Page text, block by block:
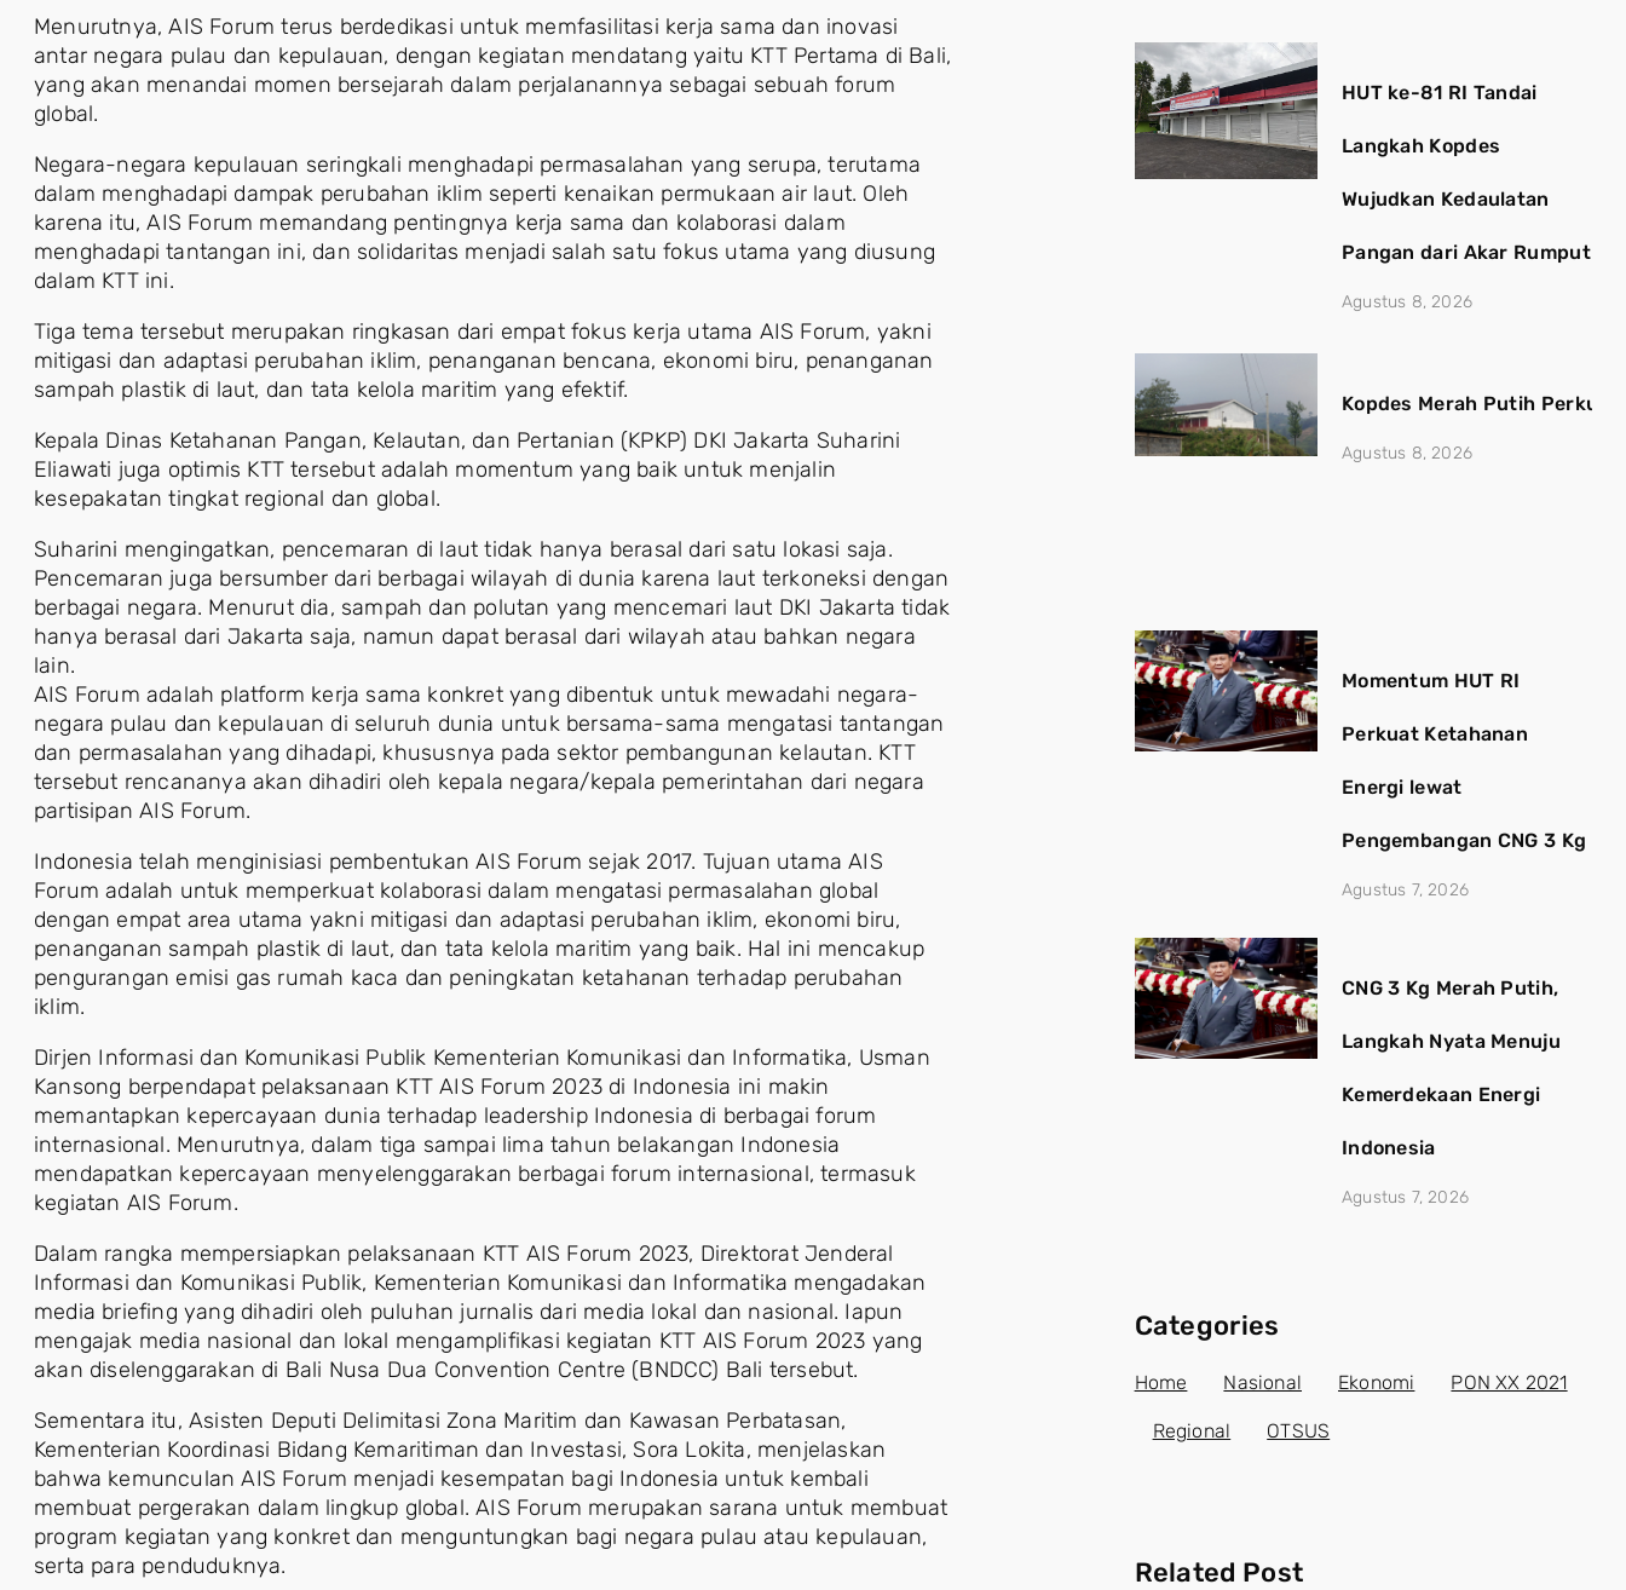
Menurutnya, AIS Forum terus berdedikasi untuk memfasilitasi kerja sama dan inovasi
antar negara pulau dan kepulauan, dengan kegiatan mendatang yaitu KTT Pertama di Bali,
yang akan menandai momen bersejarah dalam perjalanannya sebagai sebuah forum
global.
Negara-negara kepulauan seringkali menghadapi permasalahan yang serupa, terutama
dalam menghadapi dampak perubahan iklim seperti kenaikan permukaan air laut. Oleh
karena itu, AIS Forum memandang pentingnya kerja sama dan kolaborasi dalam
menghadapi tantangan ini, dan solidaritas menjadi salah satu fokus utama yang diusung
dalam KTT ini.
Tiga tema tersebut merupakan ringkasan dari empat fokus kerja utama AIS Forum, yakni
mitigasi dan adaptasi perubahan iklim, penanganan bencana, ekonomi biru, penanganan
sampah plastik di laut, dan tata kelola maritim yang efektif.
Kepala Dinas Ketahanan Pangan, Kelautan, dan Pertanian (KPKP) DKI Jakarta Suharini
Eliawati juga optimis KTT tersebut adalah momentum yang baik untuk menjalin
kesepakatan tingkat regional dan global.
Suharini mengingatkan, pencemaran di laut tidak hanya berasal dari satu lokasi saja.
Pencemaran juga bersumber dari berbagai wilayah di dunia karena laut terkoneksi dengan
berbagai negara. Menurut dia, sampah dan polutan yang mencemari laut DKI Jakarta tidak
hanya berasal dari Jakarta saja, namun dapat berasal dari wilayah atau bahkan negara
lain.
AIS Forum adalah platform kerja sama konkret yang dibentuk untuk mewadahi negara-
negara pulau dan kepulauan di seluruh dunia untuk bersama-sama mengatasi tantangan
dan permasalahan yang dihadapi, khususnya pada sektor pembangunan kelautan. KTT
tersebut rencananya akan dihadiri oleh kepala negara/kepala pemerintahan dari negara
partisipan AIS Forum.
Indonesia telah menginisiasi pembentukan AIS Forum sejak 2017. Tujuan utama AIS
Forum adalah untuk memperkuat kolaborasi dalam mengatasi permasalahan global
dengan empat area utama yakni mitigasi dan adaptasi perubahan iklim, ekonomi biru,
penanganan sampah plastik di laut, dan tata kelola maritim yang baik. Hal ini mencakup
pengurangan emisi gas rumah kaca dan peningkatan ketahanan terhadap perubahan
iklim.
Dirjen Informasi dan Komunikasi Publik Kementerian Komunikasi dan Informatika, Usman
Kansong berpendapat pelaksanaan KTT AIS Forum 2023 di Indonesia ini makin
memantapkan kepercayaan dunia terhadap leadership Indonesia di berbagai forum
internasional. Menurutnya, dalam tiga sampai lima tahun belakangan Indonesia
mendapatkan kepercayaan menyelenggarakan berbagai forum internasional, termasuk
kegiatan AIS Forum.
Dalam rangka mempersiapkan pelaksanaan KTT AIS Forum 2023, Direktorat Jenderal
Informasi dan Komunikasi Publik, Kementerian Komunikasi dan Informatika mengadakan
media briefing yang dihadiri oleh puluhan jurnalis dari media lokal dan nasional. Iapun
mengajak media nasional dan lokal mengamplifikasi kegiatan KTT AIS Forum 2023 yang
akan diselenggarakan di Bali Nusa Dua Convention Centre (BNDCC) Bali tersebut.
Sementara itu, Asisten Deputi Delimitasi Zona Maritim dan Kawasan Perbatasan,
Kementerian Koordinasi Bidang Kemaritiman dan Investasi, Sora Lokita, menjelaskan
bahwa kemunculan AIS Forum menjadi kesempatan bagi Indonesia untuk kembali
membuat pergerakan dalam lingkup global. AIS Forum merupakan sarana untuk membuat
program kegiatan yang konkret dan menguntungkan bagi negara pulau atau kepulauan,
serta para penduduknya.
HUT ke-81 RI Tandai
Langkah Kopdes
Wujudkan Kedaulatan
Pangan dari Akar Rumput
Agustus 8, 2026
Kopdes Merah Putih Perkuat
Agustus 8, 2026
Momentum HUT RI
Perkuat Ketahanan
Energi lewat
Pengembangan CNG 3 Kg
Agustus 7, 2026
CNG 3 Kg Merah Putih,
Langkah Nyata Menuju
Kemerdekaan Energi
Indonesia
Agustus 7, 2026
Categories
Home Nasional Ekonomi PON XX 2021
Regional OTSUS
Related Post